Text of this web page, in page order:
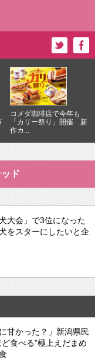
コメダ珈琲店で今年も
「カリー祭り」開催 新
作カ...
ド
大会」で3位になった
をスターにしたいと企
甘かった？」新潟県民
食べる”極上えだまめ